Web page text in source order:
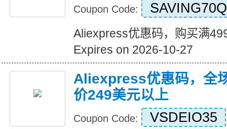
Coupon Code: SAVING70Q
Aliexpress优惠码，购买满
Expires on 2026-10-27
Aliexpress优惠码，全
价249美元以上
Coupon Code: VSDEIO35